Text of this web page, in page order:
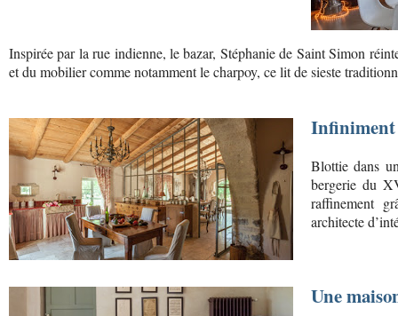
Inspirée par la rue indienne, le bazar, Stéphanie de Saint Simon
et du mobilier comme notamment le charpoy, ce lit de sieste
Infiniment
Blottie dans
bergerie du
raffinement
architecte
Une